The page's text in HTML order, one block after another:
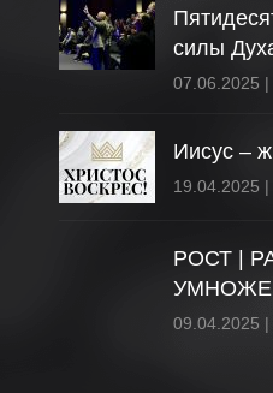
силы
07.06.2025 |
Иисус –
19.04.2025 |
РОСТ |
09.04.2025 |